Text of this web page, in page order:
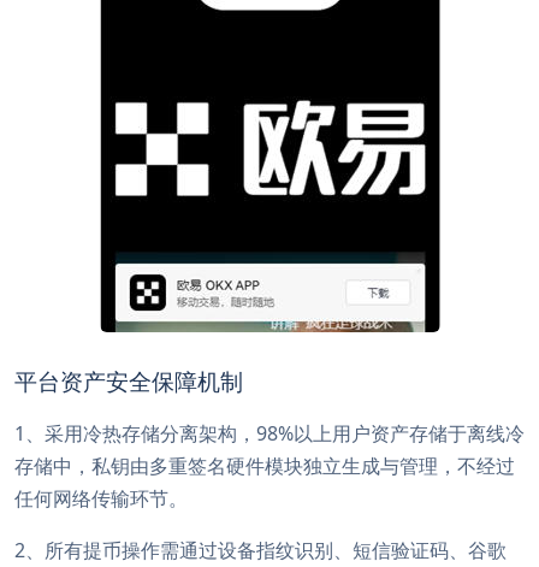
平台资产安全保障机制
1、采用冷热存储分离架构，98%以上用户资产存储于离线冷
存储中，私钥由多重签名硬件模块独立生成与管理，不经过
任何网络传输环节。
2、所有提币操作需通过设备指纹识别、短信验证码、谷歌